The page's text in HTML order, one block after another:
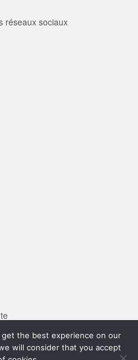
réseaux sociaux
the best experience on our
will consider that you accept